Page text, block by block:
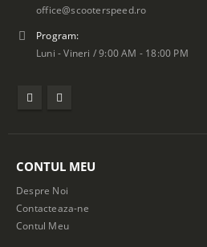
office@scooterspeed.ro
Program:
Luni - Vineri / 9:00 AM - 18:00 PM
CONTUL MEU
Despre Noi
Contacteaza-ne
Contul Meu